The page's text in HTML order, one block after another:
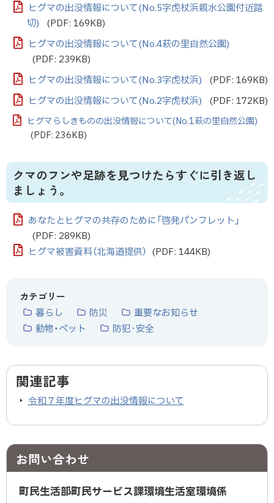
ヒグマの出没情報について(No.5字虎杖浜親水公園付近踏
切)
(PDF: 169KB)
ヒグマの出没情報について(No.4萩の里自然公園)
(PDF: 239KB)
ヒグマの出没情報について(No.3字虎杖浜)
(PDF: 169KB)
ヒグマの出没情報について(No.2字虎杖浜)
(PDF: 172KB)
ヒグマらしきものの出没情報について(No.1萩の里自然公園)
(PDF: 236KB)
クマのフンや足跡を見つけたらすぐに引き返し
ましょう。
あなたとヒグマの共存のために「啓発パンフレット」
(PDF: 289KB)
ヒグマ被害資料（北海道提供） (PDF: 144KB)
カテゴリー
暮らし 防災
重要なお知らせ
動物・ペット
防犯･安全
関連記事
令和７年度ヒグマの出没情報について
お問い合わせ
町民生活部町民サービス課環境生活室環境係